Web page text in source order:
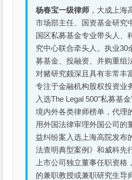
杨春宝一级律师 ，大成上海
市场部主任、国资基金研究
国区私募基金专业带头人、
究中心联合牵头人。执业30
募基金、投融资、并购重组
对赌研究颇深且具有非常丰
专注于金融机构股权投资业
入选The Legal 500"私募基
境内外各类律师榜单，代理
用外国法律审理外国公司的
益纠纷案入选上海高院发布
法查明典型案例》和威科先
上市公司独立董事任职资格
的兼职教授或兼职研究生导